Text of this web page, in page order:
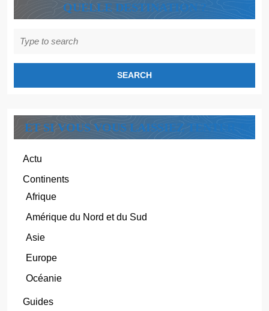
QUELLE DESTINATION ?
for:
ET SI VOUS VOUS LAISSIEZ TENTER ?
Actu
Continents
Afrique
Amérique du Nord et du Sud
Asie
Europe
Océanie
Guides